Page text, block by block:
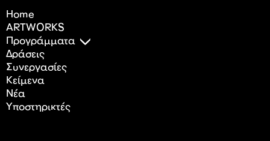
Home
ARTWORKS
Προγράμματα
Δράσεις
Συνεργασίες
Κείμενα
Nέα
Υποστηρικτές